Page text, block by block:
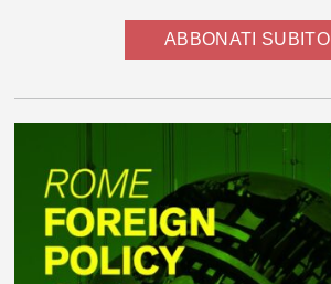
ABBONATI SUBITO